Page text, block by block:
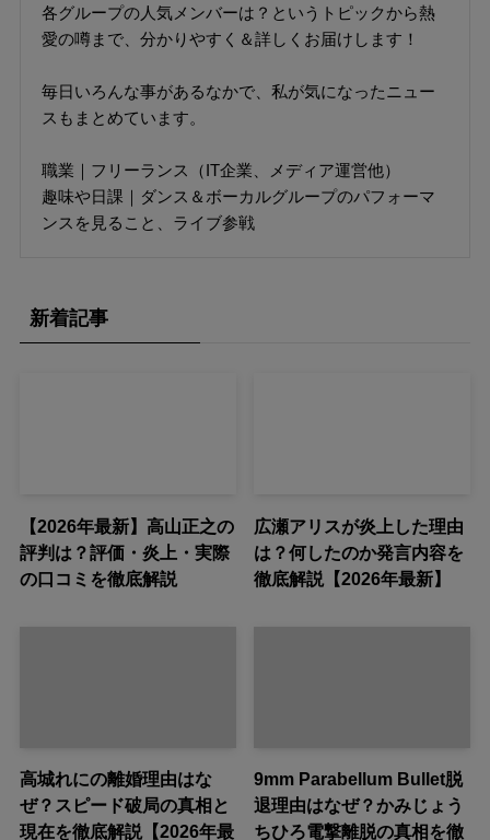
各グループの人気メンバーは？というトピックから熱
愛の噂まで、分かりやすく＆詳しくお届けします！
毎日いろんな事があるなかで、私が気になったニュー
スもまとめています。
職業｜フリーランス（IT企業、メディア運営他）
趣味や日課｜ダンス＆ボーカルグループのパフォーマ
ンスを見ること、ライブ参戦
新着記事
【2026年最新】高山正之の
評判は？評価・炎上・実際
の口コミを徹底解説
広瀬アリスが炎上した理由
は？何したのか発言内容を
徹底解説【2026年最新】
高城れにの離婚理由はな
ぜ？スピード破局の真相と
現在を徹底解説【2026年最
9mm Parabellum Bullet脱
退理由はなぜ？かみじょう
ちひろ電撃離脱の真相を徹